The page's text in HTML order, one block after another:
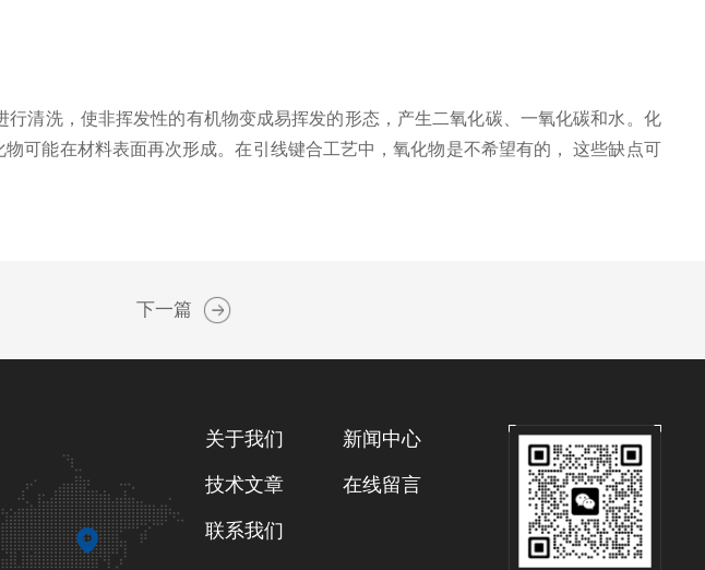
洗，使非挥发性的有机物变成易挥发的形态，产生二氧化碳、一氧化碳和水。化
可能在材料表面再次形成。在引线键合工艺中，氧化物是不希望有的， 这些缺点可
下一篇
关于我们 新闻中心
技术文章 在线留言
联系我们